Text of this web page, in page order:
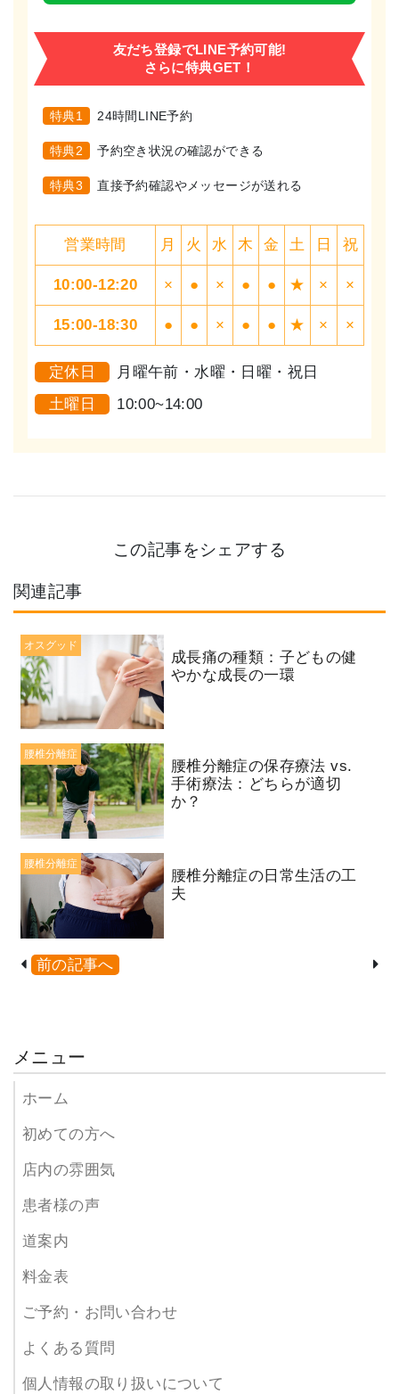
友だち登録でLINE予約可能!
さらに特典GET！
特典1 24時間LINE予約
特典2 予約空き状況の確認ができる
特典3 直接予約確認やメッセージが送れる
営業時間 月 火 水 木 金 土 日 祝
10:00-12:20 × ● × ● ● ★ × ×
15:00-18:30 ● ● × ● ● ★ × ×
定休日
月曜午前・水曜・日曜・祝日
土曜日
10:00~14:00
この記事をシェアする
関連記事
オスグッド
成長痛の種類：子どもの健
やかな成長の一環
腰椎分離症
腰椎分離症の保存療法 vs.
手術療法：どちらが適切
か？
腰椎分離症
腰椎分離症の日常生活の工
夫
前の記事へ
メニュー
ホーム
初めての方へ
店内の雰囲気
患者様の声
道案内
料金表
ご予約・お問い合わせ
よくある質問
個人情報の取り扱いについて